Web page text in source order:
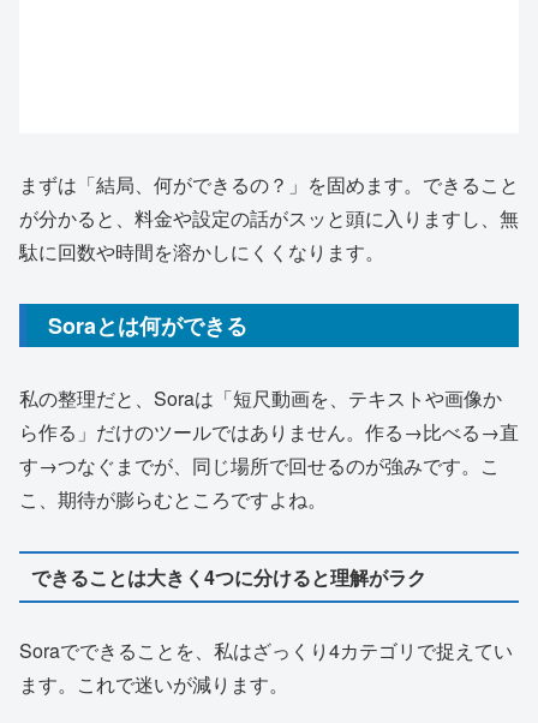
まずは「結局、何ができるの？」を固めます。できること
が分かると、料金や設定の話がスッと頭に入りますし、無
駄に回数や時間を溶かしにくくなります。
Soraとは何ができる
私の整理だと、Soraは「短尺動画を、テキストや画像か
ら作る」だけのツールではありません。作る→比べる→直
す→つなぐまでが、同じ場所で回せるのが強みです。こ
こ、期待が膨らむところですよね。
できることは大きく4つに分けると理解がラク
Soraでできることを、私はざっくり4カテゴリで捉えてい
ます。これで迷いが減ります。